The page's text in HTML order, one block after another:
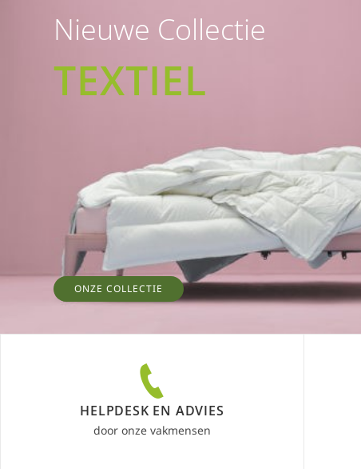
Nieuwe Collectie
TEXTIEL
ONZE COLLECTIE
HELPDESK EN ADVIES
door onze vakmensen